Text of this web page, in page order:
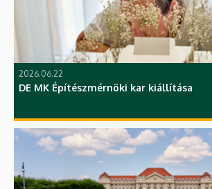
2026.06.22
DE MK Építészmérnöki kar kiállítása